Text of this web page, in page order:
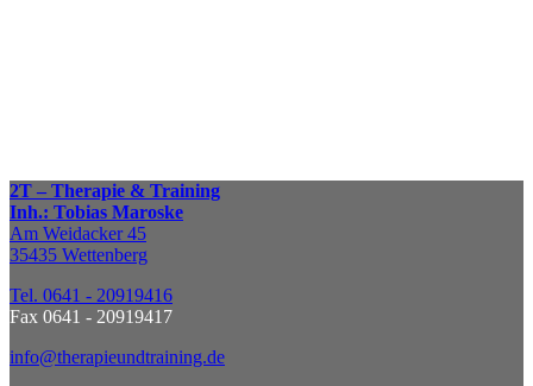
2T – Therapie & Training
Inh.: Tobias Maroske
Am Weidacker 45
35435 Wettenberg
Tel. 0641 - 20919416
Fax 0641 - 20919417
info@therapieundtraining.de